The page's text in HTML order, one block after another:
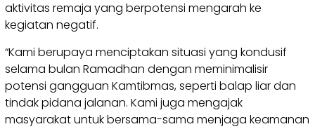
aktivitas remaja yang berpotensi mengarah ke
kegiatan negatif.
“Kami berupaya menciptakan situasi yang kondusif
selama bulan Ramadhan dengan meminimalisir
potensi gangguan Kamtibmas, seperti balap liar dan
tindak pidana jalanan. Kami juga mengajak
masyarakat untuk bersama-sama menjaga keamanan